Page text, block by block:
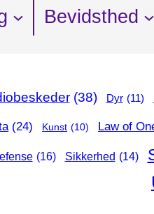
Bevidsthed
(38) Dyr (11)
(24) Kunst (10) Law of
(16) Sikkerhed (14)